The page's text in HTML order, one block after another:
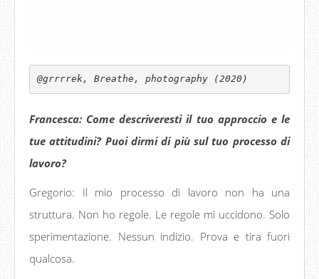
@grrrrek, Breathe, photography (2020)
Francesca: Come descriveresti il tuo approccio e le
tue attitudini? Puoi dirmi di più sul tuo processo di
lavoro?
Gregorio: Il mio processo di lavoro non ha una
struttura. Non ho regole. Le regole mi uccidono. Solo
sperimentazione. Nessun indizio. Prova e tira fuori
qualcosa.